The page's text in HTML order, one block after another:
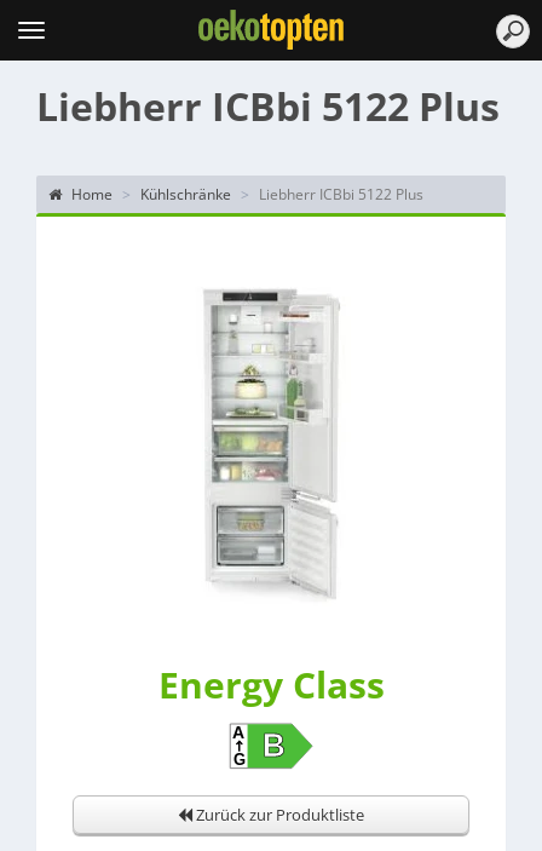
Topten
Menu
Liebherr ICBbi 5122 Plus
Home Kühlschränke Liebherr ICBbi 5122 Plus
Energy Class
Zurück zur Produktliste